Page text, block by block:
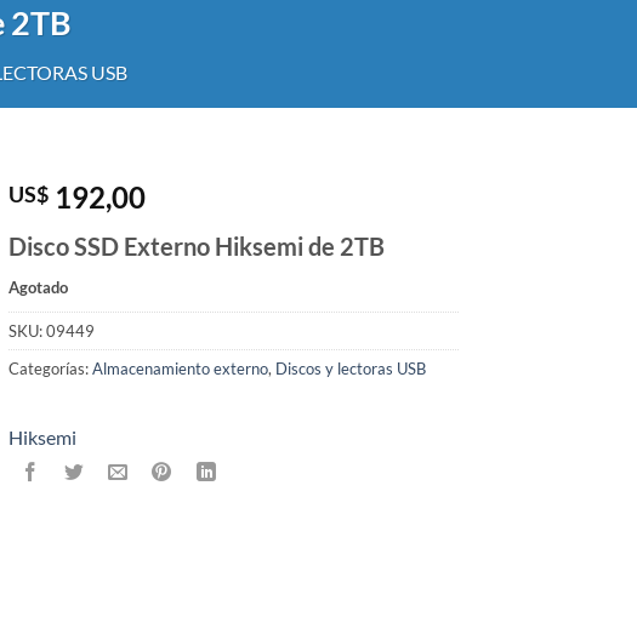
2TB
USB
US$ 192,00
Disco SSD Externo Hiksemi de 2TB
Agotado
SKU:09449
Categorías:Almacenamiento externo, Discos y lectoras USB
Hiksemi